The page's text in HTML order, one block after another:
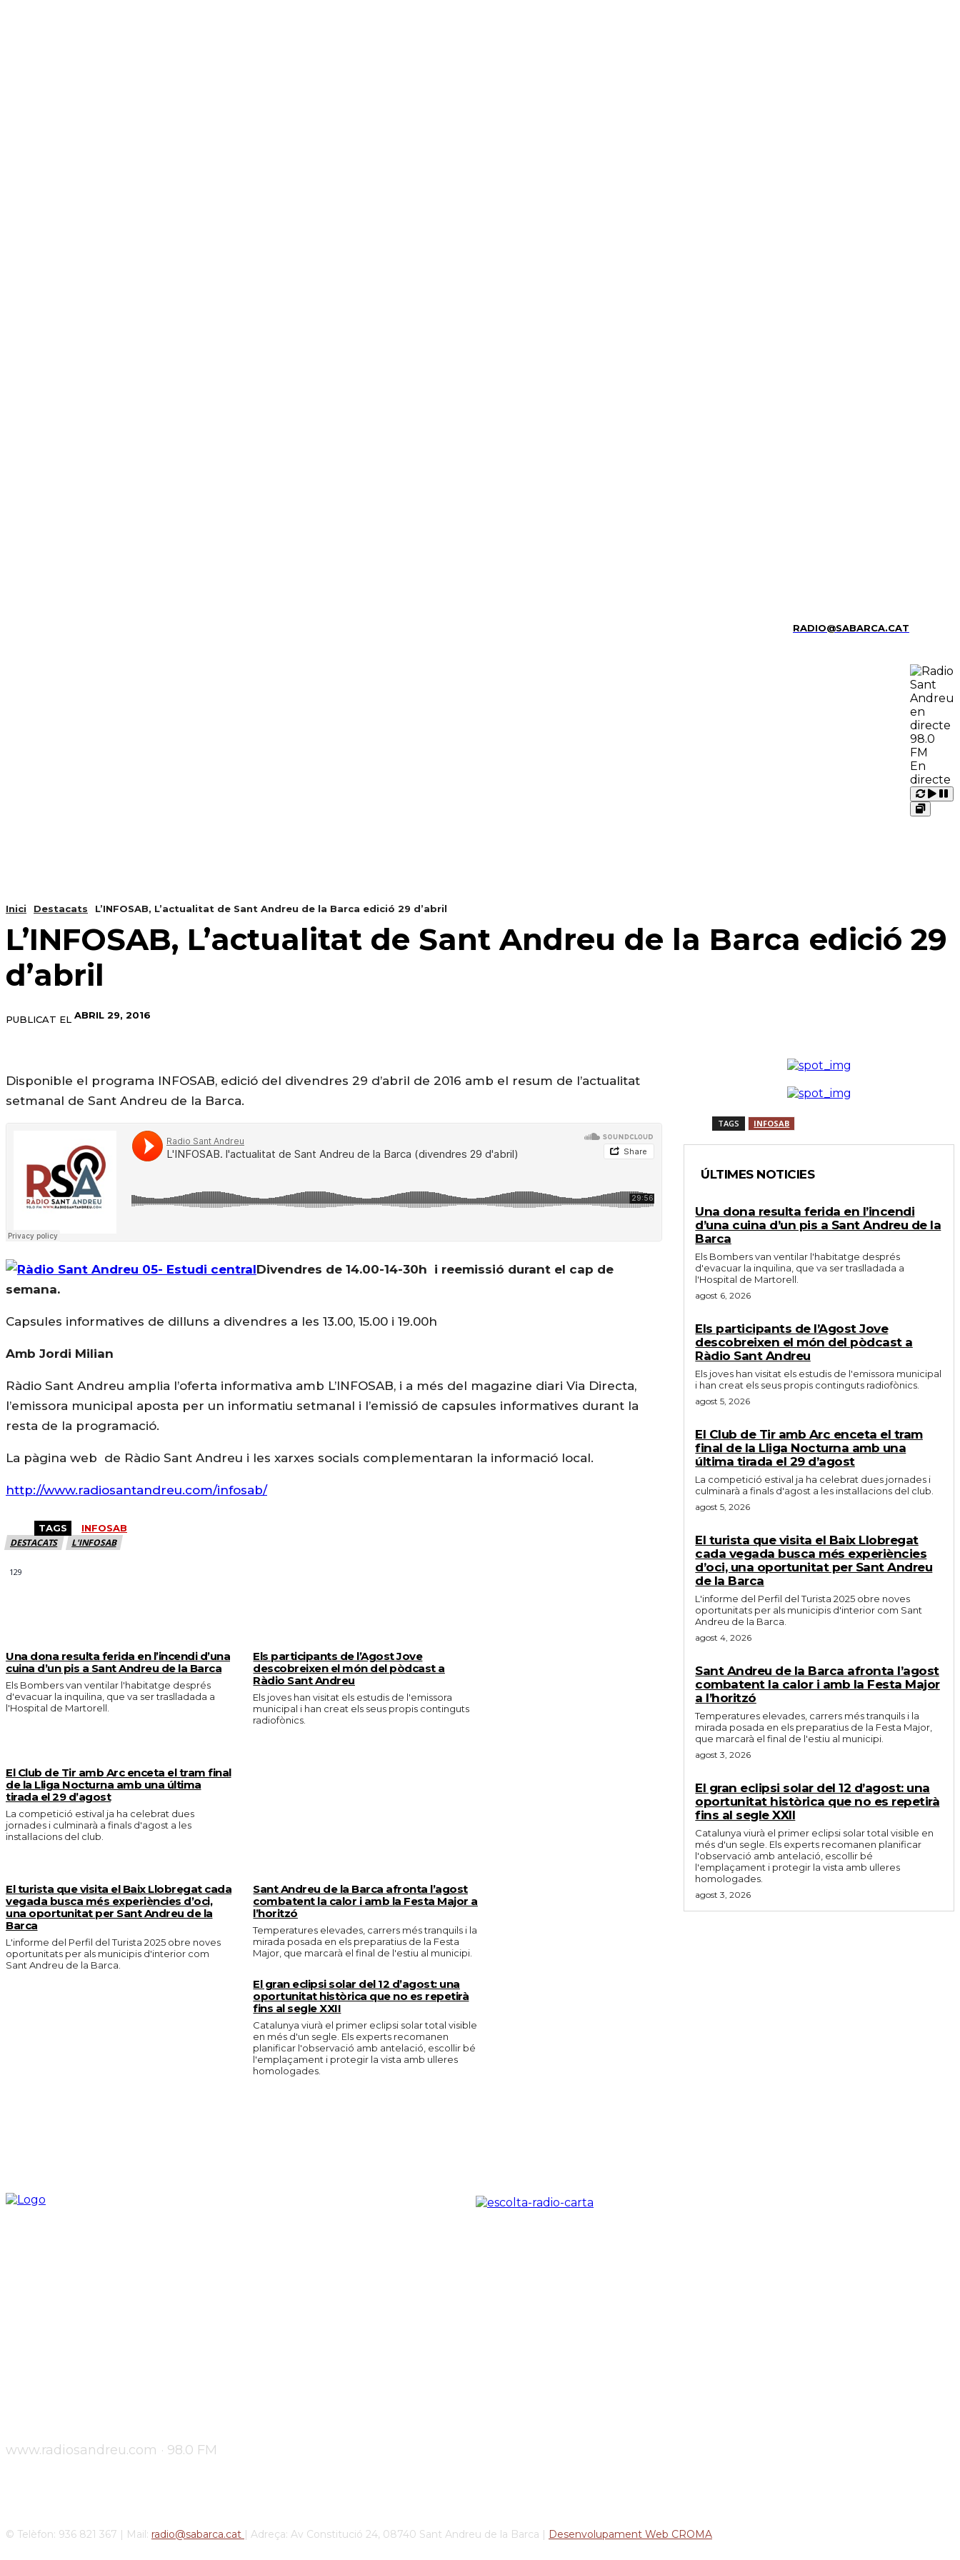
RADIO@SABARCA.CAT
98.0
FM
En
directe
Pausar
Open
Inici Destacats L’INFOSAB, L’actualitat de Sant Andreu de la Barca edició 29 d’abril
L’INFOSAB, L’actualitat de Sant Andreu de la Barca edició 29
d’abril
PUBLICAT EL ABRIL 29, 2016
Disponible el programa INFOSAB, edició del divendres 29 d’abril de 2016 amb el resum de l’actualitat
setmanal de Sant Andreu de la Barca.
Divendres de 14.00-14-30h i reemissió durant el cap de
semana.
Capsules informatives de dilluns a divendres a les 13.00, 15.00 i 19.00h
Amb Jordi Milian
Ràdio Sant Andreu amplia l’oferta informativa amb L’INFOSAB, i a més del magazine diari Via Directa,
l’emissora municipal aposta per un informatiu setmanal i l’emissió de capsules informatives durant la
resta de la programació.
La pàgina web de Ràdio Sant Andreu i les xarxes socials complementaran la informació local.
http://www.radiosantandreu.com/infosab/
TAGS INFOSAB
DESTACATS L'INFOSAB
129
Una dona resulta ferida en l’incendi d’una
cuina d’un pis a Sant Andreu de la Barca
Els Bombers van ventilar l'habitatge després
d'evacuar la inquilina, que va ser traslladada a
l'Hospital de Martorell.
Els participants de l’Agost Jove
descobreixen el món del pòdcast a
Ràdio Sant Andreu
Els joves han visitat els estudis de l'emissora
municipal i han creat els seus propis continguts
radiofònics.
El Club de Tir amb Arc enceta el tram final
de la Lliga Nocturna amb una última
tirada el 29 d’agost
La competició estival ja ha celebrat dues
jornades i culminarà a finals d'agost a les
instal·lacions del club.
El turista que visita el Baix Llobregat cada
vegada busca més experiències d’oci,
una oportunitat per Sant Andreu de la
Barca
L'informe del Perfil del Turista 2025 obre noves
oportunitats per als municipis d'interior com
Sant Andreu de la Barca.
Sant Andreu de la Barca afronta l’agost
combatent la calor i amb la Festa Major a
l’horitzó
Temperatures elevades, carrers més tranquils i la
mirada posada en els preparatius de la Festa
Major, que marcarà el final de l'estiu al municipi.
El gran eclipsi solar del 12 d’agost: una
oportunitat històrica que no es repetirà
fins al segle XXII
Catalunya viurà el primer eclipsi solar total visible
en més d'un segle. Els experts recomanen
planificar l'observació amb antelació, escollir bé
l'emplaçament i protegir la vista amb ulleres
homologades.
TAGS INFOSAB
ÚLTIMES NOTICIES
Una dona resulta ferida en l’incendi
d’una cuina d’un pis a Sant Andreu de la
Barca
Els Bombers van ventilar l'habitatge després
d'evacuar la inquilina, que va ser traslladada a
l'Hospital de Martorell.
agost 6, 2026
Els participants de l’Agost Jove
descobreixen el món del pòdcast a
Ràdio Sant Andreu
Els joves han visitat els estudis de l'emissora municipal
i han creat els seus propis continguts radiofònics.
agost 5, 2026
El Club de Tir amb Arc enceta el tram
final de la Lliga Nocturna amb una
última tirada el 29 d’agost
La competició estival ja ha celebrat dues jornades i
culminarà a finals d'agost a les instal·lacions del club.
agost 5, 2026
El turista que visita el Baix Llobregat
cada vegada busca més experiències
d’oci, una oportunitat per Sant Andreu
de la Barca
L'informe del Perfil del Turista 2025 obre noves
oportunitats per als municipis d'interior com Sant
Andreu de la Barca.
agost 4, 2026
Sant Andreu de la Barca afronta l’agost
combatent la calor i amb la Festa Major
a l’horitzó
Temperatures elevades, carrers més tranquils i la
mirada posada en els preparatius de la Festa Major,
que marcarà el final de l'estiu al municipi.
agost 3, 2026
El gran eclipsi solar del 12 d’agost: una
oportunitat històrica que no es repetirà
fins al segle XXII
Catalunya viurà el primer eclipsi solar total visible en
més d'un segle. Els experts recomanen planificar
l'observació amb antelació, escollir bé
l'emplaçament i protegir la vista amb ulleres
homologades.
agost 3, 2026
www.radiosandreu.com · 98.0 FM
© Telèfon: 936 821 367 | Mail: radio@sabarca.cat | Adreça: Av Constitució 24, 08740 Sant Andreu de la Barca | Desenvolupament Web CROMA